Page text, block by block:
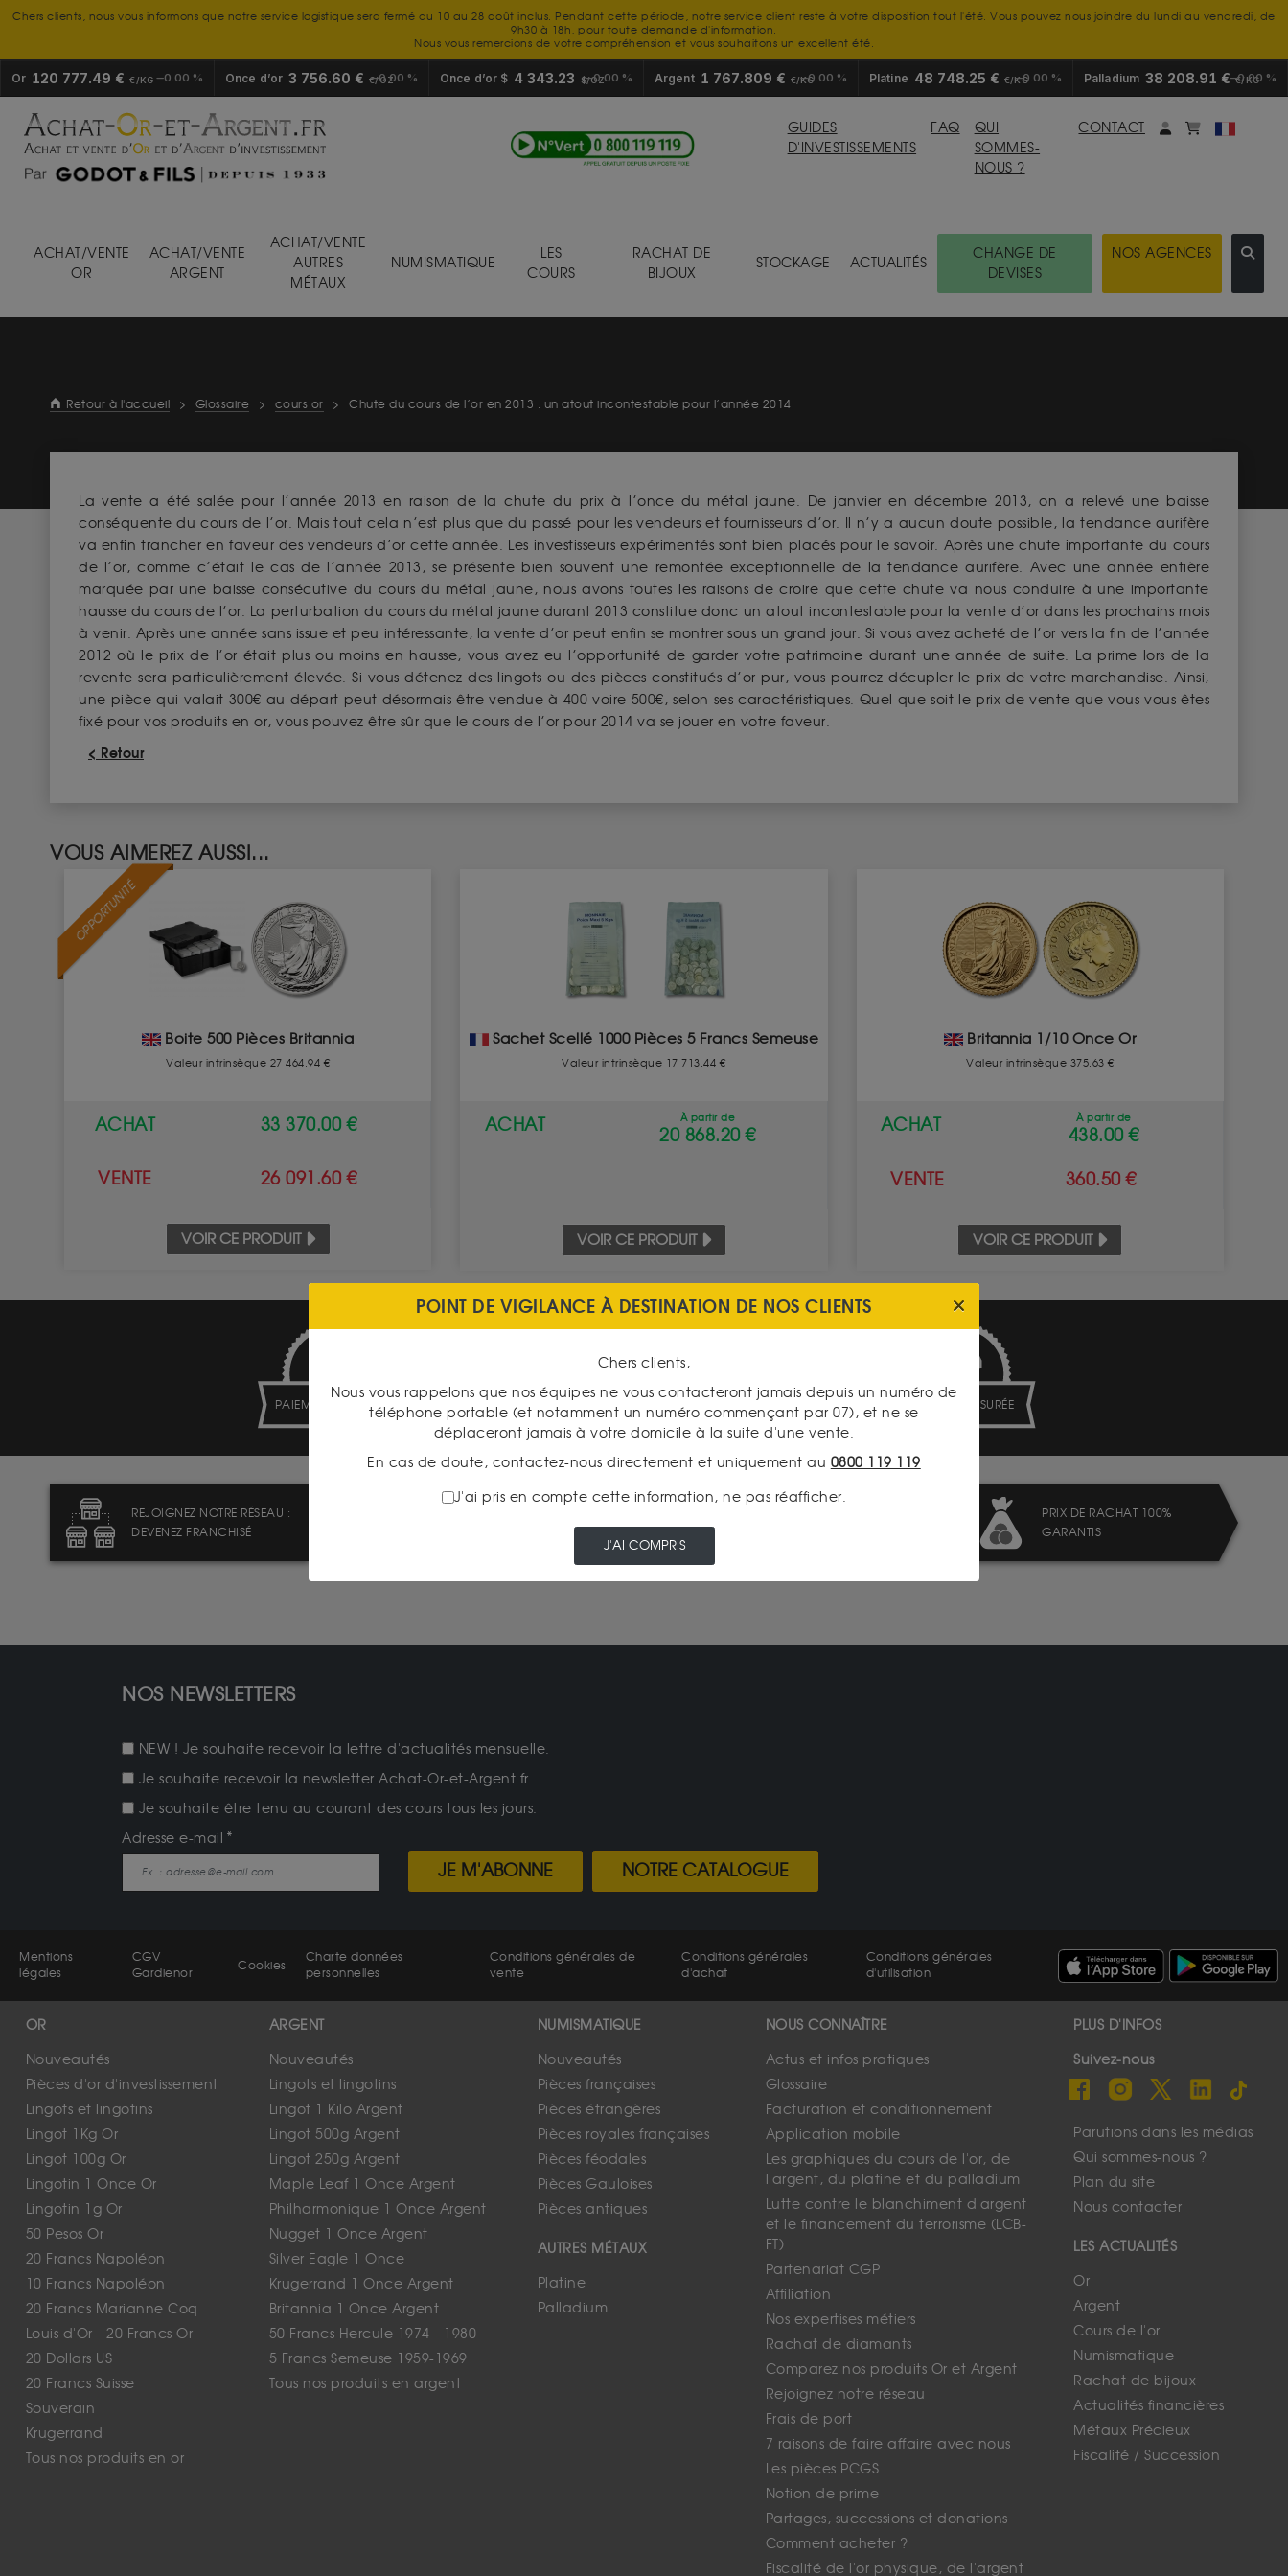
Chers clients, nous vous informons que notre service logistique sera fermé du 10 au 28 août inclus. Pendant cette période, notre service client reste à votre disposition tout l'été. Vous pouvez nous joindre du lundi au vendredi, de
9h30 à 18h, pour toute demande d'information.
Nous vous remercions de votre compréhension et vous souhaitons un excellent été.
Or 120 777.49 € €/KG 0.00 % Once d’or 3 756.60 € €/OZ
0.00 % Once d’or $ 4 343.23 $/OZ0.00 % Argent 1 767.809 € €/KG0.00 % Platine 48 748.25 € €/KG0.00 % Palladium 38 208.91 €€/KG
0.00 %
GUIDES
D'INVESTISSEMENTS
FAQ
QUI
SOMMES-
NOUS ?
CONTACT Mon compte
monpanier
ACHAT/VENTE
OR
ACHAT/VENTE
ARGENT
ACHAT/VENTE
AUTRES
MÉTAUX
NUMISMATIQUE
LES
COURS
RACHAT DE
BIJOUX
STOCKAGE ACTUALITÉS
CHANGE DE
DEVISES
NOS AGENCES
Retour à l'accueil > Glossaire > cours or > Chute du cours de l’or en 2013 : un atout incontestable pour l’année 2014
La vente a été salée pour l’année 2013 en raison de la chute du prix à l’once du métal jaune. De janvier en décembre 2013, on a relevé une baisse
conséquente du cours de l’or. Mais tout cela n’est plus que du passé pour les vendeurs et fournisseurs d’or. Il n’y a aucun doute possible, la tendance aurifère
va enfin trancher en faveur des vendeurs d’or cette année. Les investisseurs expérimentés sont bien placés pour le savoir. Après une chute importante du cours
de l’or, comme c’était le cas de l’année 2013, se présente bien souvent une remontée exceptionnelle de la tendance aurifère. Avec une année entière
marquée par une baisse consécutive du cours du métal jaune, nous avons toutes les raisons de croire que cette chute va nous conduire à une importante
hausse du cours de l’or. La perturbation du cours du métal jaune durant 2013 constitue donc un atout incontestable pour la vente d’or dans les prochains mois
à venir. Après une année sans issue et peu intéressante, la vente d’or peut enfin se montrer sous un grand jour. Si vous avez acheté de l’or vers la fin de l’année
2012 où le prix de l’or était plus ou moins en hausse, vous avez eu l’opportunité de garder votre patrimoine durant une année de suite. La prime lors de la
revente sera particulièrement élevée. Si vous détenez des lingots ou des pièces constitués d’or pur, vous pourrez décupler le prix de votre marchandise. Ainsi,
une pièce qui valait 300€ au départ peut désormais être vendue à 400 voire 500€, selon ses caractéristiques. Quel que soit le prix de vente que vous vous êtes
fixé pour vos produits en or, vous pouvez être sûr que le cours de l’or pour 2014 va se jouer en votre faveur.
< Retour
VOUS AIMEREZ AUSSI...
OPPORTUNITÉ
Boite 500 Pièces Britannia
Valeur intrinsèque 27 464.94 €
ACHAT 33 370.00 €
VENTE 26 091.60 €
VOIR CE PRODUIT
Sachet Scellé 1000 Pièces 5 Francs Semeuse
Valeur intrinsèque 17 713.44 €
ACHAT À partir de
20 868.20 €
VOIR CE PRODUIT
Britannia 1/10 Once Or
Valeur intrinsèque 375.63 €
ACHAT À partir de
438.00 €
VENTE 360.50 €
VOIR CE PRODUIT
PAIEMENT SECURISÉ
TRANSPARENCE DES
PRIX
LIVRAISON ASSURÉE
REJOIGNEZ NOTRE RÉSEAU :
DEVENEZ FRANCHISÉ
CATALOGUE PRODUITS
PRIX DE RACHAT 100%
GARANTIS
NOS NEWSLETTERS
NEW ! Je souhaite recevoir la lettre d'actualités mensuelle.
Je souhaite recevoir la newsletter Achat-Or-et-Argent.fr
Je souhaite être tenu au courant des cours tous les jours.
Adresse e-mail
JE M'ABONNE NOTRE CATALOGUE
Mentions
légales
CGV
Gardienor
Cookies
Charte données
personnelles
Conditions générales de
vente
Conditions générales
d'achat
Conditions générales
d'utilisation
OR
Nouveautés
Pièces d'or d'investissement
Lingots et lingotins
Lingot 1Kg Or
Lingot 100g Or
Lingotin 1 Once Or
Lingotin 1g Or
50 Pesos Or
20 Francs Napoléon
10 Francs Napoléon
20 Francs Marianne Coq
Louis d'Or - 20 Francs Or
20 Dollars US
20 Francs Suisse
Souverain
Krugerrand
Tous nos produits en or
ARGENT
Nouveautés
Lingots et lingotins
Lingot 1 Kilo Argent
Lingot 500g Argent
Lingot 250g Argent
Maple Leaf 1 Once Argent
Philharmonique 1 Once Argent
Nugget 1 Once Argent
Silver Eagle 1 Once
Krugerrand 1 Once Argent
Britannia 1 Once Argent
50 Francs Hercule 1974 - 1980
5 Francs Semeuse 1959-1969
Tous nos produits en argent
NUMISMATIQUE
Nouveautés
Pièces françaises
Pièces étrangères
Pièces royales françaises
Pièces féodales
Pièces Gauloises
Pièces antiques
AUTRES MÉTAUX
Platine
Palladium
NOUS CONNAÎTRE
Actus et infos pratiques
Glossaire
Facturation et conditionnement
Application mobile
Les graphiques du cours de l'or, de
l'argent, du platine et du palladium
Lutte contre le blanchiment d'argent
et le financement du terrorisme (LCB-
FT)
Partenariat CGP
Affiliation
Nos expertises métiers
Rachat de diamants
Comparez nos produits Or et Argent
Rejoignez notre réseau
Frais de port
7 raisons de faire affaire avec nous
Les pièces PCGS
Notion de prime
Partages, successions et donations
Comment acheter ?
Fiscalité de l'or physique, de l'argent
PLUS D'INFOS
Suivez-nous
Parutions dans les médias
Qui sommes-nous ?
Plan du site
Nous contacter
LES ACTUALITÉS
Or
Argent
Cours de l'or
Numismatique
Rachat de bijoux
Actualités financières
Métaux Précieux
Fiscalité / Succession
POINT DE VIGILANCE À DESTINATION DE NOS CLIENTS
Chers clients,
Nous vous rappelons que nos équipes ne vous contacteront jamais depuis un numéro de
téléphone portable (et notamment un numéro commençant par 07), et ne se
déplaceront jamais à votre domicile à la suite d'une vente.
En cas de doute, contactez-nous directement et uniquement au 0800 119 119
J'ai pris en compte cette information, ne pas réafficher.
J'AI COMPRIS